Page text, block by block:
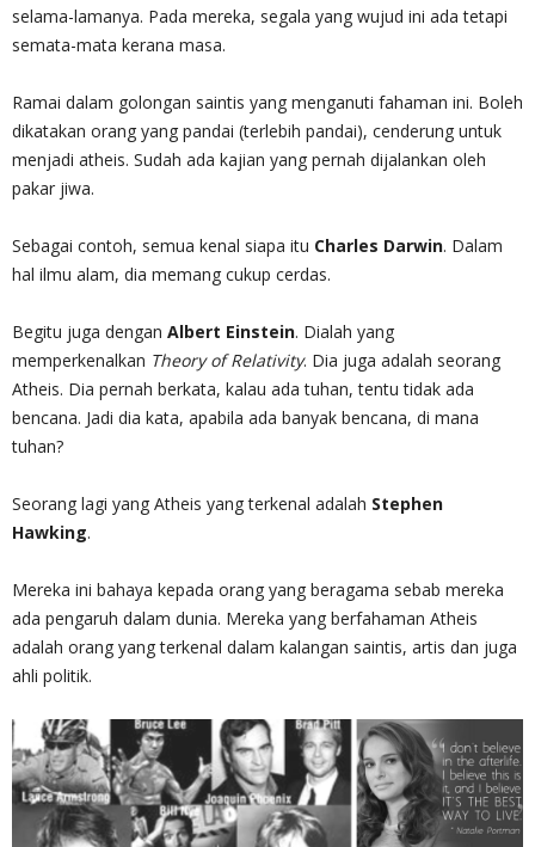
selama-lamanya. Pada mereka, segala yang wujud ini ada tetapi
semata-mata kerana masa.
Ramai dalam golongan saintis yang menganuti fahaman ini. Boleh
dikatakan orang yang pandai (terlebih pandai), cenderung untuk
menjadi atheis. Sudah ada kajian yang pernah dijalankan oleh
pakar jiwa.
Sebagai contoh, semua kenal siapa itu Charles Darwin. Dalam
hal ilmu alam, dia memang cukup cerdas.
Begitu juga dengan Albert Einstein. Dialah yang
memperkenalkan Theory of Relativity. Dia juga adalah seorang
Atheis. Dia pernah berkata, kalau ada tuhan, tentu tidak ada
bencana. Jadi dia kata, apabila ada banyak bencana, di mana
tuhan?
Seorang lagi yang Atheis yang terkenal adalah Stephen
Hawking.
Mereka ini bahaya kepada orang yang beragama sebab mereka
ada pengaruh dalam dunia. Mereka yang berfahaman Atheis
adalah orang yang terkenal dalam kalangan saintis, artis dan juga
ahli politik.